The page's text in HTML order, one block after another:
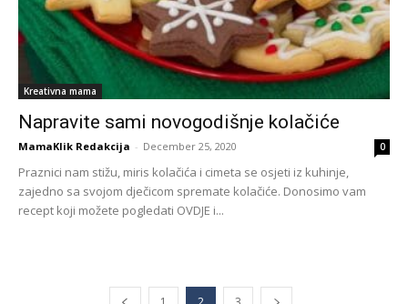
Kreativna mama
Napravite sami novogodišnje kolačiće
MamaKlik Redakcija - December 25, 2020 0
Praznici nam stižu, miris kolačića i cimeta se osjeti iz kuhinje,
zajedno sa svojom dječicom spremate kolačiće. Donosimo vam
recept koji možete pogledati OVDJE i...